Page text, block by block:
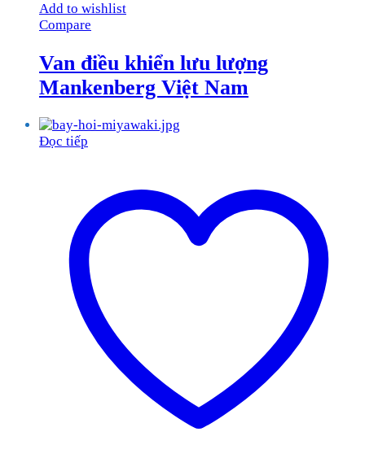
Add to wishlist
Compare
Van điều khiển lưu lượng
Mankenberg Việt Nam
Đọc tiếp